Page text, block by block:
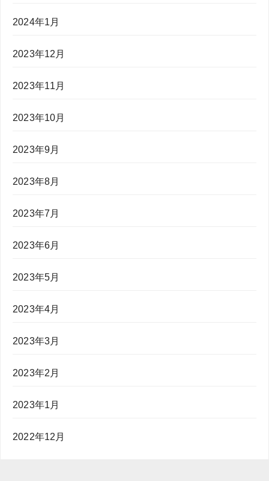
2024年1月
2023年12月
2023年11月
2023年10月
2023年9月
2023年8月
2023年7月
2023年6月
2023年5月
2023年4月
2023年3月
2023年2月
2023年1月
2022年12月